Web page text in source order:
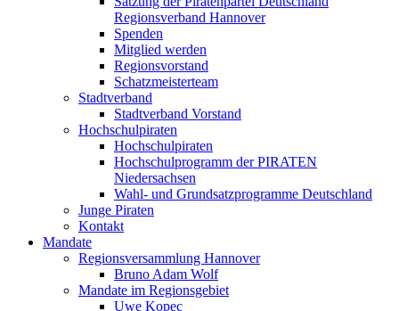
Regionsverband Hannover
Spenden
Mitglied werden
Regionsvorstand
Schatzmeisterteam
Stadtverband
Stadtverband Vorstand
Hochschulpiraten
Hochschulpiraten
Hochschulprogramm der PIRATEN
Niedersachsen
Wahl- und Grundsatzprogramme Deutschland
Junge Piraten
Kontakt
Mandate
Regionsversammlung Hannover
Bruno Adam Wolf
Mandate im Regionsgebiet
Uwe Kopec